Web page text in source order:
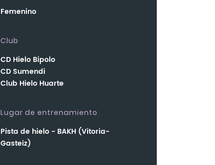
Femenino
Club
CD Hielo Bipolo
CD Sumendi
Club Hielo Huarte
Lugar de entrenamiento
Pista de hielo - BAKH (Vitoria-
Gasteiz)